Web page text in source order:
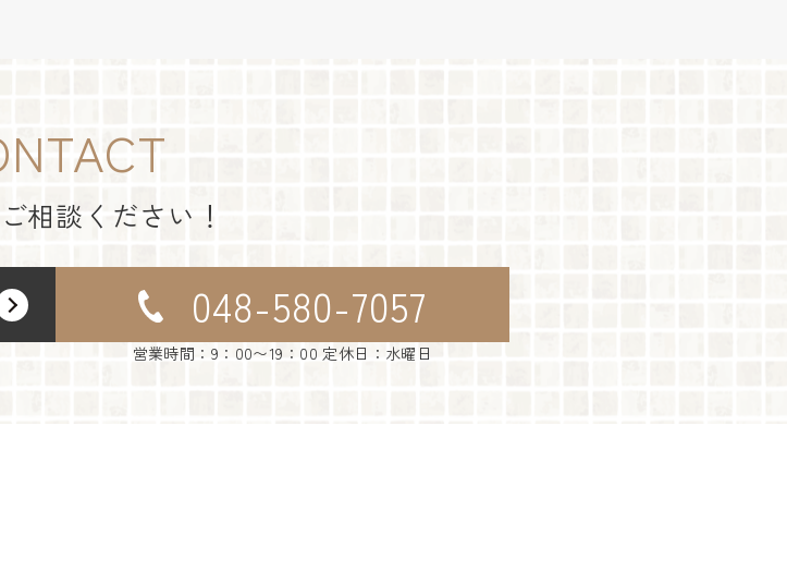
相談ください！
048-580-7057
営業時間：9：00〜19：00 定休日：水曜日